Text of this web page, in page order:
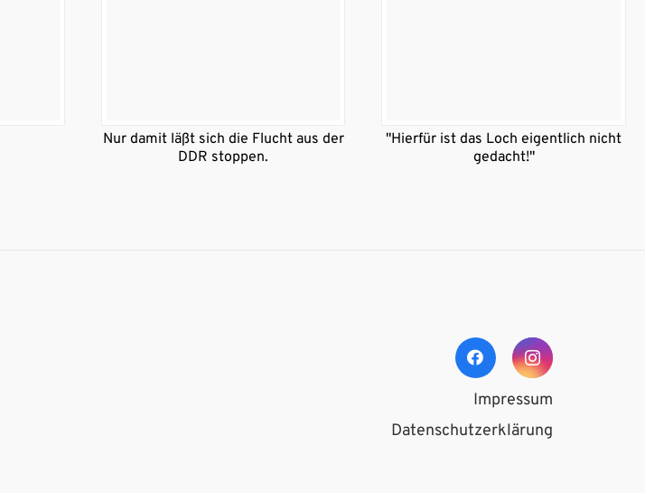
Nur damit läßt sich die Flucht aus der
DDR stoppen.
"Hierfür ist das Loch eigentlich nicht
gedacht!"
Impressum
Datenschutzerklärung